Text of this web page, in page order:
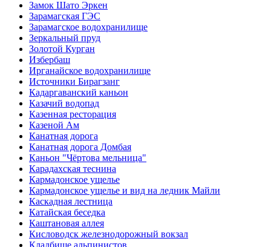
Замок Шато Эркен
Зарамагская ГЭС
Зарамагское водохранилище
Зеркальный пруд
Золотой Курган
Избербаш
Ирганайское водохранилище
Источники Бирагзанг
Кадаргаванский каньон
Казачий водопад
Казенная ресторация
Казеной Ам
Канатная дорога
Канатная дорога Домбая
Каньон "Чёртова мельница"
Карадахская теснина
Кармадонское ущелье
Кармадонское ущелье и вид на ледник Майли
Каскадная лестница
Катайская беседка
Каштановая аллея
Кисловодск железнодорожный вокзал
Кладбище альпинистов